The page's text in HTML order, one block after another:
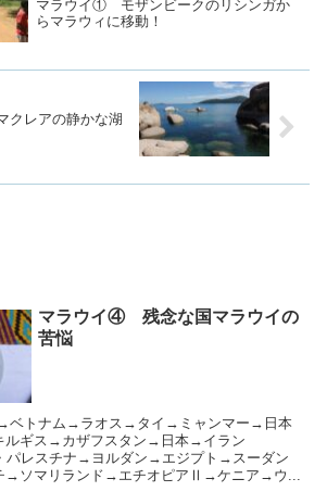
マラウイ① モザンビークのリシンガか
らマラウィに移動！
レアの静かな湖
マラウイ④ 残念な国マラウイの
苦悩
トナム→ラオス→タイ→ミャンマー→日本
ギス→カザフスタン→日本→イラン
レスチナ→ヨルダン→エジプト→スーダン
→ソマリランド→エチオピアⅡ→ケニア→ウ...